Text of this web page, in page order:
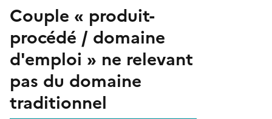
Couple « produit-
procédé / domaine
d'emploi » ne relevant
pas du domaine
traditionnel